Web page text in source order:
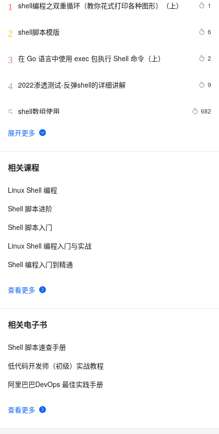
1 shell编程之双重循环（教你花式打印各种图形）（上） 1
2 shell脚本模版 6
3 在 Go 语言中使用 exec 包执行 Shell 命令（上） 2
4 2022渗透测试-反弹shell的详细讲解 9
5 shell数组使用 682
6 Unix整理笔记——基本shell脚本编程——里程碑M14
7 shell脚本之一
8 shell查询当前时间
10 数组-在Shell脚本中的基本使用介绍
相关课程
查看更多
Linux Shell 编程
Shell 脚本进阶
Shell 脚本入门
Linux Shell 编程入门与实战
Shell 编程入门到精通
相关电子书
查看更多
Shell 脚本速查手册
低代码开发师（初级）实战教程
阿里巴巴DevOps 最佳实践手册